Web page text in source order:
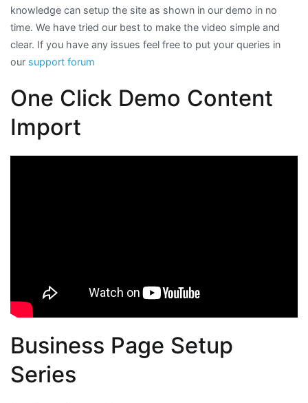
knowledge can setup the site as shown in our demo in no
time. We have tried our best to make the video simple and
clear. If you have any issues feel free to put your queries in
our support forum
One Click Demo Content
Import
Business Page Setup
Series